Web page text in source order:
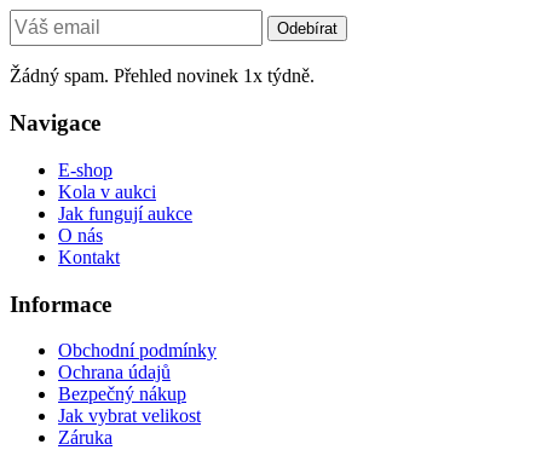
Odebírat
Žádný spam. Přehled novinek 1x týdně.
Navigace
E-shop
Kola v aukci
Jak fungují aukce
O nás
Kontakt
Informace
Obchodní podmínky
Ochrana údajů
Bezpečný nákup
Jak vybrat velikost
Záruka